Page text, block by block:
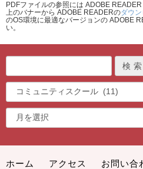
PDFファイルの参照には ADOBE READER
上のバナーから ADOBE READERのダウ
のOS環境に最適なバージョンの ADOBE
い。
ホーム アクセス お問い合